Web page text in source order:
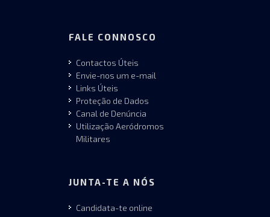
FALE CONNOSCO
Contactos Úteis
Envie-nos um e-mail
Links Úteis
Proteção de Dados
Canal de Denúncia
Utilização Aeródromos
Militares
JUNTA-TE A NÓS
Candidata-te online